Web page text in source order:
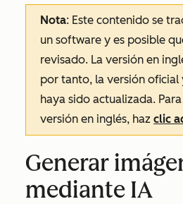
Nota: Este contenido se
un software y es posible
revisado. La versión en
por tanto, la versión oficial
haya sido actualizada.
versión en inglés, haz clic
Generar
mediante IA